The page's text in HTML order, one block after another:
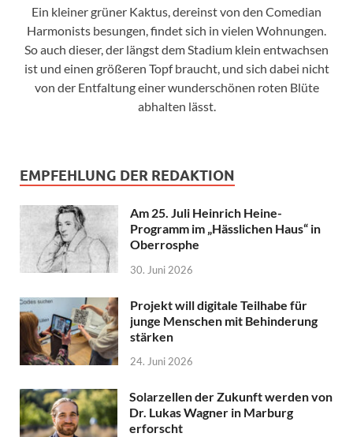
Ein kleiner grüner Kaktus, dereinst von den Comedian
Harmonists besungen, findet sich in vielen Wohnungen.
So auch dieser, der längst dem Stadium klein entwachsen
ist und einen größeren Topf braucht, und sich dabei nicht
von der Entfaltung einer wunderschönen roten Blüte
abhalten lässt.
EMPFEHLUNG DER REDAKTION
Am 25. Juli Heinrich Heine-
Programm im „Hässlichen Haus“ in
Oberrosphe
30. Juni 2026
Projekt will digitale Teilhabe für
junge Menschen mit Behinderung
stärken
24. Juni 2026
Solarzellen der Zukunft werden von
Dr. Lukas Wagner in Marburg
erforscht